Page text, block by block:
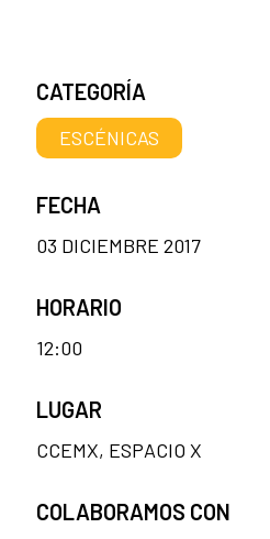
CATEGORÍA
ESCÉNICAS
FECHA
03 DICIEMBRE 2017
HORARIO
12:00
LUGAR
CCEMX, ESPACIO X
COLABORAMOS CON